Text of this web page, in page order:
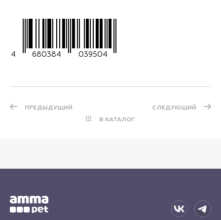
4 680384 039504
ПРЕДЫДУЩИЙ
В КАТАЛОГ
СЛЕДУЮЩИЙ